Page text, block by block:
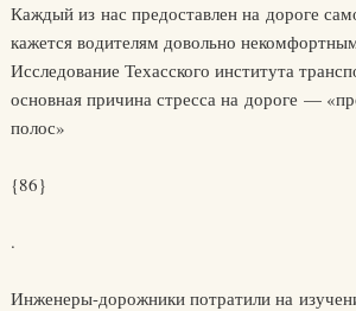
Каждый из нас предоставлен на дороге
кажется водителям довольно
Исследование Техасского института
основная причина стресса на дороге —
полос»
{86}
.
Инженеры-дорожники потратили на